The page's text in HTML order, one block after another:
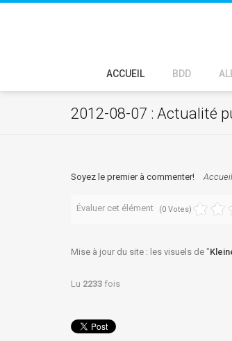
ACCUEIL BDD
2012-08-07 : Actualité
Soyez le premier à commenter! Accueil
Évaluer cet élément (0 Votes)
Mise à jour du site : les visuels de "
Lu 2233 fois